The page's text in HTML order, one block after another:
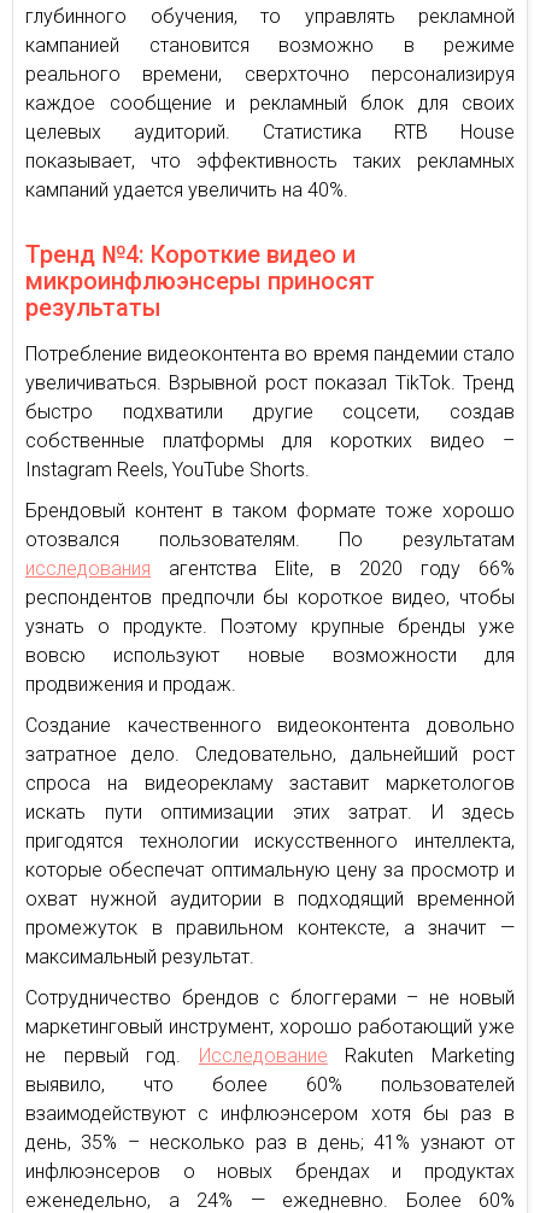
глубинного обучения, то управлять рекламной
кампанией становится возможно в режиме
реального времени, сверхточно персонализируя
каждое сообщение и рекламный блок для своих
целевых аудиторий. Статистика RTB House
показывает, что эффективность таких рекламных
кампаний удается увеличить на 40%.
Тренд №4: Короткие видео и
микроинфлюэнсеры приносят
результаты
Потребление видеоконтента во время пандемии стало
увеличиваться. Взрывной рост показал TikTok. Тренд
быстро подхватили другие соцсети, создав
собственные платформы для коротких видео –
Instagram Reels, YouTube Shorts.
Брендовый контент в таком формате тоже хорошо
отозвался пользователям. По результатам
исследования агентства Elite, в 2020 году 66%
респондентов предпочли бы короткое видео, чтобы
узнать о продукте. Поэтому крупные бренды уже
вовсю используют новые возможности для
продвижения и продаж.
Создание качественного видеоконтента довольно
затратное дело. Следовательно, дальнейший рост
спроса на видеорекламу заставит маркетологов
искать пути оптимизации этих затрат. И здесь
пригодятся технологии искусственного интеллекта,
которые обеспечат оптимальную цену за просмотр и
охват нужной аудитории в подходящий временной
промежуток в правильном контексте, а значит —
максимальный результат.
Сотрудничество брендов с блоггерами – не новый
маркетинговый инструмент, хорошо работающий уже
не первый год. Исследование Rakuten Marketing
выявило, что более 60% пользователей
взаимодействуют с инфлюэнсером хотя бы раз в
день, 35% – несколько раз в день; 41% узнают от
инфлюэнсеров о новых брендах и продуктах
еженедельно, а 24% — ежедневно. Более 60%